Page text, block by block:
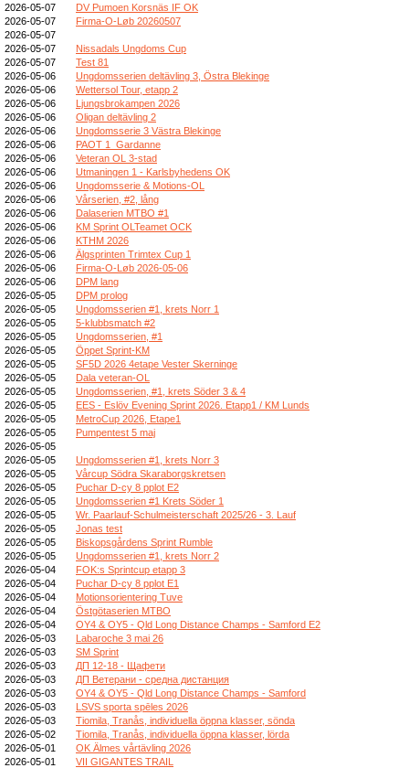
2026-05-07
DV Pumoen Korsnäs IF OK
2026-05-07
Firma-O-Løb 20260507
2026-05-07
2026-05-07
Nissadals Ungdoms Cup
2026-05-07
Test 81
2026-05-06
Ungdomsserien deltävling 3, Östra Blekinge
2026-05-06
Wettersol Tour, etapp 2
2026-05-06
Ljungsbrokampen 2026
2026-05-06
Oligan deltävling 2
2026-05-06
Ungdomsserie 3 Västra Blekinge
2026-05-06
PAOT 1_Gardanne
2026-05-06
Veteran OL 3-stad
2026-05-06
Utmaningen 1 - Karlsbyhedens OK
2026-05-06
Ungdomsserie & Motions-OL
2026-05-06
Vårserien, #2, lång
2026-05-06
Dalaserien MTBO #1
2026-05-06
KM Sprint OLTeamet OCK
2026-05-06
KTHM 2026
2026-05-06
Älgsprinten Trimtex Cup 1
2026-05-06
Firma-O-Løb 2026-05-06
2026-05-06
DPM lang
2026-05-05
DPM prolog
2026-05-05
Ungdomsserien #1, krets Norr 1
2026-05-05
5-klubbsmatch #2
2026-05-05
Ungdomsserien, #1
2026-05-05
Öppet Sprint-KM
2026-05-05
SF5D 2026 4etape Vester Skerninge
2026-05-05
Dala veteran-OL
2026-05-05
Ungdomsserien, #1, krets Söder 3 & 4
2026-05-05
EES - Eslöv Evening Sprint 2026. Etapp1 / KM Lunds
2026-05-05
MetroCup 2026, Etape1
2026-05-05
Pumpentest 5 maj
2026-05-05
2026-05-05
Ungdomsserien #1, krets Norr 3
2026-05-05
Vårcup Södra Skaraborgskretsen
2026-05-05
Puchar D-cy 8 pplot E2
2026-05-05
Ungdomsserien #1 Krets Söder 1
2026-05-05
Wr. Paarlauf-Schulmeisterschaft 2025/26 - 3. Lauf
2026-05-05
Jonas test
2026-05-05
Biskopsgårdens Sprint Rumble
2026-05-05
Ungdomsserien #1, krets Norr 2
2026-05-04
FOK:s Sprintcup etapp 3
2026-05-04
Puchar D-cy 8 pplot E1
2026-05-04
Motionsorientering Tuve
2026-05-04
Östgötaserien MTBO
2026-05-04
OY4 & OY5 - Qld Long Distance Champs - Samford E2
2026-05-03
Labaroche 3 mai 26
2026-05-03
SM Sprint
2026-05-03
ДП 12-18 - Щафети
2026-05-03
ДП Ветерани - средна дистанция
2026-05-03
OY4 & OY5 - Qld Long Distance Champs - Samford
2026-05-03
LSVS sporta spēles 2026
2026-05-03
Tiomila, Tranås, individuella öppna klasser, sönda
2026-05-02
Tiomila, Tranås, individuella öppna klasser, lörda
2026-05-01
OK Älmes vårtävling 2026
2026-05-01
VII GIGANTES TRAIL